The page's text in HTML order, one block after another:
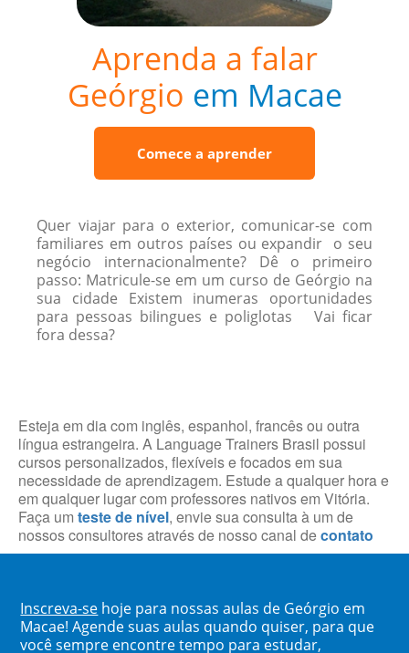
Aprenda a falar
Geórgio em Macae
Comece a aprender
Quer viajar para o exterior, comunicar-se com
familiares em outros países ou expandir o seu
negócio internacionalmente? Dê o primeiro
passo: Matricule-se em um curso de Geórgio na
sua cidade Existem inumeras oportunidades
para pessoas bilingues e poliglotas Vai ficar
fora dessa?
Esteja em dia com inglês, espanhol, francês ou outra
língua estrangeira. A Language Trainers Brasil possui
cursos personalizados, flexíveis e focados em sua
necessidade de aprendizagem. Estude a qualquer hora e
em qualquer lugar com professores nativos em Vitória.
Faça um teste de nível, envie sua consulta à um de
nossos consultores através de nosso canal decontato
Inscreva-se hoje para nossas aulas de Geórgio em
Macae! Agende suas aulas quando quiser, para que
você sempre encontre tempo para estudar,